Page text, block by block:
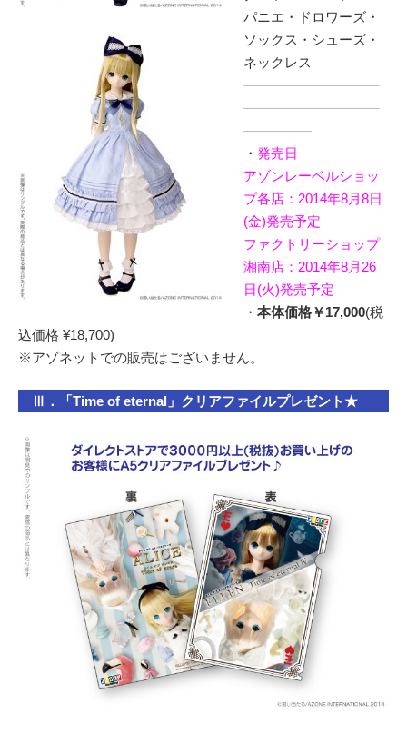
パニエ・ドロワーズ・
ソックス・シューズ・
ネックレス
――――――――――
――――――――――
―――――
・ 発売日
アゾンレーベルショッ
プ各店：2014年8月8日
(金)発売予定
ファクトリーショップ
湘南店：2014年8月26
日(火)発売予定
・ 本体価格￥17,000(税
込価格 ¥18,700)
※アゾネットでの販売はございません。
Ⅲ．「Time of eternal」クリアファイルプレゼント★